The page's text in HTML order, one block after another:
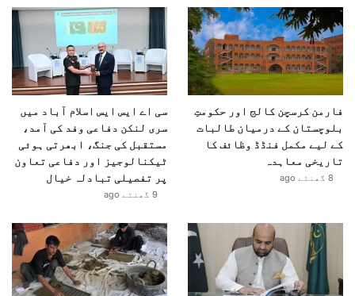
فارمن کرسچن کالج اور حکومتِ
بلوچستان کے درمیان طالبات
کے لیے مکمل فنڈڈ وظائف کا
تاریخی معاہدہ
8 گھنٹے ago
سی اے ایس ایس اسلام آباد میں
سری لنکن دفاعی وفد کی آمد،
مستقبل کی جنگ، ابھرتی ہوئی
ٹیکنالوجیز اور دفاعی تعاون
پر تفصیلی تبادلہ خیال
9 گھنٹے ago